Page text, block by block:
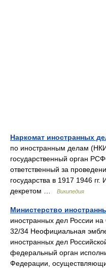
Наркомат иностранных
по иностранным делам
государственный орган
ответственный за
государства в 1917 1946
декретом …
Википедия
Министерство
иностранных дел России
32/34 Неофициальная
иностранных дел
федеральный орган
Федерации,